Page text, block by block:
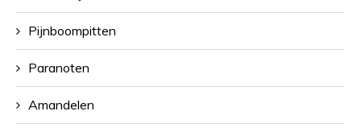
Pijnboompitten
Paranoten
Amandelen